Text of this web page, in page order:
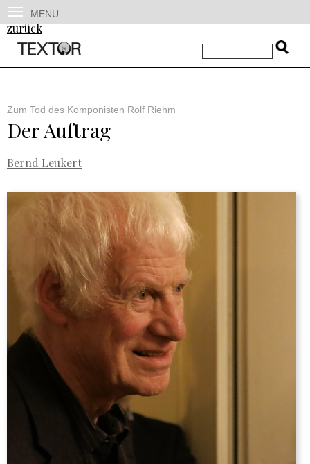
MENU
zurück
Zum Tod des Komponisten Rolf Riehm
Der Auftrag
Bernd Leukert